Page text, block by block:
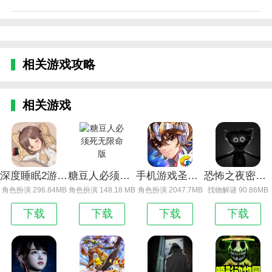
相关游戏攻略
相关游戏
深度睡眠2游戏攻略_深度睡眠2游戏巴比伦版
角色扮演 296.84MB
下载
糖豆人必须死无限命版
角色扮演 148.18 MB
下载
手机游戏圣斗士星矢_圣斗士星矢手游-安卓版
角色扮演 2047.7MB
下载
恐怖之夜密室怪物
找物解谜 90.86MB
下载